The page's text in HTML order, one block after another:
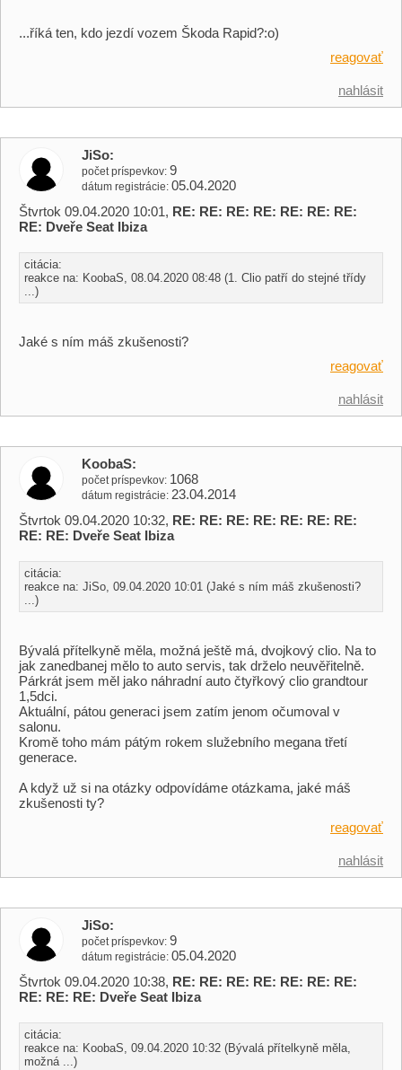
...říká ten, kdo jezdí vozem Škoda Rapid?:o)
reagovať
nahlásit
JiSo
počet príspevkov 9
dátum registrácie 05.04.2020
Štvrtok 09.04.2020 10:01, RE: RE: RE: RE: RE: RE: RE:
RE: Dveře Seat Ibiza
citácia:
reakce na: KoobaS, 08.04.2020 08:48 (1. Clio patří do stejné třídy
...)
Jaké s ním máš zkušenosti?
reagovať
nahlásit
KoobaS
počet príspevkov 1068
dátum registrácie 23.04.2014
Štvrtok 09.04.2020 10:32, RE: RE: RE: RE: RE: RE: RE:
RE: RE: Dveře Seat Ibiza
citácia:
reakce na: JiSo, 09.04.2020 10:01 (Jaké s ním máš zkušenosti?
...)
Bývalá přítelkyně měla, možná ještě má, dvojkový clio. Na to
jak zanedbanej mělo to auto servis, tak drželo neuvěřitelně.
Párkrát jsem měl jako náhradní auto čtyřkový clio grandtour
1,5dci.
Aktuální, pátou generaci jsem zatím jenom očumoval v
salonu.
Kromě toho mám pátým rokem služebního megana třetí
generace.
A když už si na otázky odpovídáme otázkama, jaké máš
zkušenosti ty?
reagovať
nahlásit
JiSo
počet príspevkov 9
dátum registrácie 05.04.2020
Štvrtok 09.04.2020 10:38, RE: RE: RE: RE: RE: RE: RE:
RE: RE: RE: Dveře Seat Ibiza
citácia:
reakce na: KoobaS, 09.04.2020 10:32 (Bývalá přítelkyně měla,
možná ...)